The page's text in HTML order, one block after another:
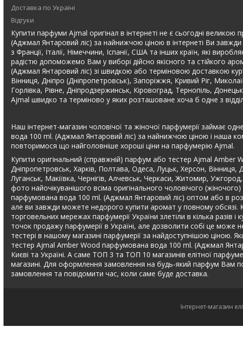
Доставка по Україні
Відгуки
Купити парфуми Ajmal оригінал в інтернеті не є сьогодні великою
(Аджмал Янтаровий ліс) за найнижчою ціною в інтернеті Ви
з Франції, Італії, Німеччини, Іспанії, США та інших країн, які
радістю допоможемо Вам у виборі дійсно якісного та стійкого
(Аджмал Янтаровий ліс) зі швидкою або терміновою доставкою
Вінниця, Дніпро (Дніпропетровськ), Запоріжжя, Кривий Ріг,
Горлівка, Рівне, Дніпродзержинськ, Кіровоград, Тернопіль,
Ajmal швидко та терміново у яких розташоване хоча б одне з
Наш інтернет-магазин чоловічої та жіночої парфумерії займає
вода 100 ml. (Аджмал Янтаровий ліс) за найнижчою ціною і наша
повторимося що найголовніше хороші ціни на парфумерію Ajmal.
Купити оригінальний (справжній) парфум або тестер Ajmal
Дніпропетровськ, Харків, Полтава, Одеса, Луцьк, Херсон,
Луганськ, Макіївка, Чернігів, Алчевськ, Черкаси, Житомир,
фото найочікуванішого всіма оригінального чоловічого
парфумована вода 100 ml. (Аджмал Янтаровий ліс) оптом або в
але ви завжди можете недорого купити аромат у повному обсязі.
торговельних мережах парфумерії України злетіли в кілька
точок продажу парфумерії в Україні, але дозволити собі це може
тестері в нашому магазині парфумерії за найдоступнішою
тестер Ajmal Amber Wood парфумована вода 100 ml. (Аджмал
Києві та Україні. А саме ТОП 3 та ТОП 10 магазинів елітної
магазині. Для оформлення замовлення на будь-який парфум Вам
замовлення та повідомити час, коли саме буде доставка.